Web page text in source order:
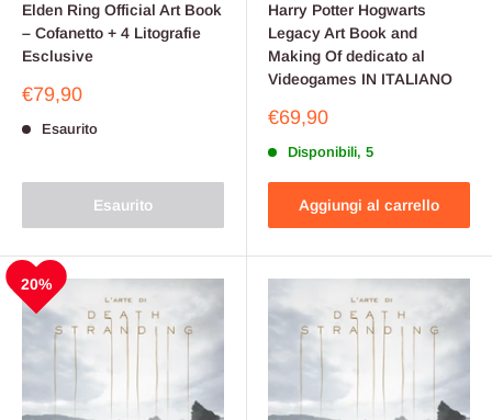
Elden Ring Official Art Book
– Cofanetto + 4 Litografie
Esclusive
Prezzo
€79,90
Esaurito
Esaurito
Harry Potter Hogwarts
Legacy Art Book and
Making Of dedicato al
Videogames IN ITALIANO
Prezzo
€69,90
Disponibili, 5
Aggiungi al carrello
20%